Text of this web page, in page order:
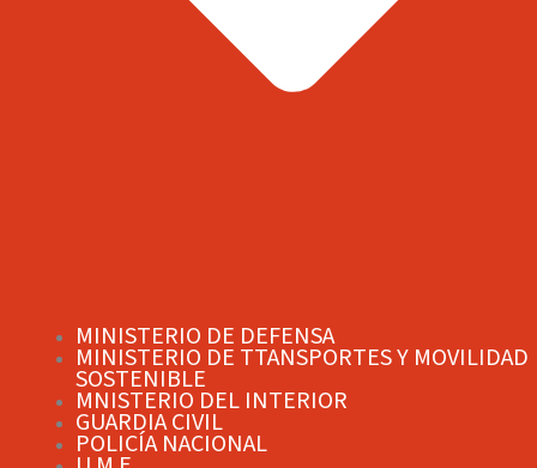
MINISTERIO DE DEFENSA
MINISTERIO DE TTANSPORTES Y MOVILIDAD
SOSTENIBLE
MNISTERIO DEL INTERIOR
GUARDIA CIVIL
POLICÍA NACIONAL